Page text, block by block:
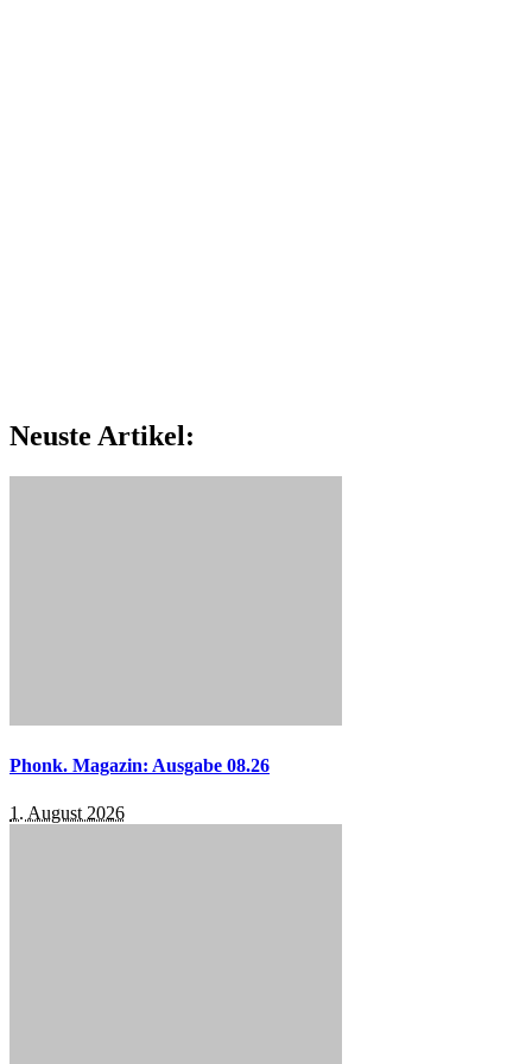
Neuste Artikel:
Phonk. Magazin: Ausgabe 08.26
1. August 2026